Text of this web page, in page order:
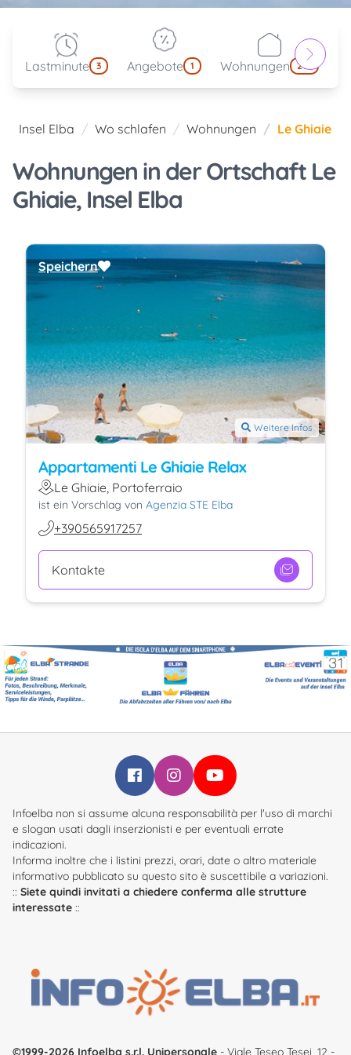
Lastminute 3 Angebote 1 Wohnungen 214
Insel Elba Wo schlafen Wohnungen Le Ghiaie
Wohnungen in der Ortschaft Le
Ghiaie, Insel Elba
Weitere Infos
Appartamenti Le Ghiaie Relax
Le Ghiaie, Portoferraio
ist ein Vorschlag von Agenzia STE Elba
+390565917257
Kontakte
Speichern
Infoelba su Facebook
Infoelba su Instagram
Infoelba su YouTube
Infoelba non si assume alcuna responsabilità per l'uso di marchi
e slogan usati dagli inserzionisti e per eventuali errate
indicazioni.
Informa inoltre che i listini prezzi, orari, date o altro materiale
informativo pubblicato su questo sito è suscettibile a variazioni.
:: Siete quindi invitati a chiedere conferma alle strutture
interessate ::
©1999-2026 Infoelba s.r.l. Unipersonale - Viale Teseo Tesei, 12 -